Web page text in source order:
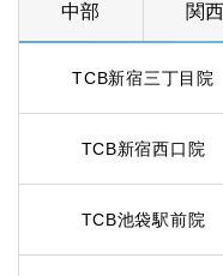
中部 関西
TCB新宿三丁目院
TCB新宿西口院
TCB池袋駅前院